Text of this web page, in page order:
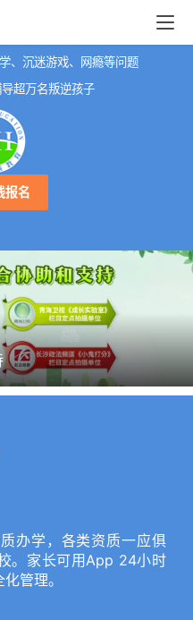
、沉迷游戏、网瘾等问题
超万名叛逆孩子
报名
办学，各类资质一应俱
。家长可用App 24小时
管理。